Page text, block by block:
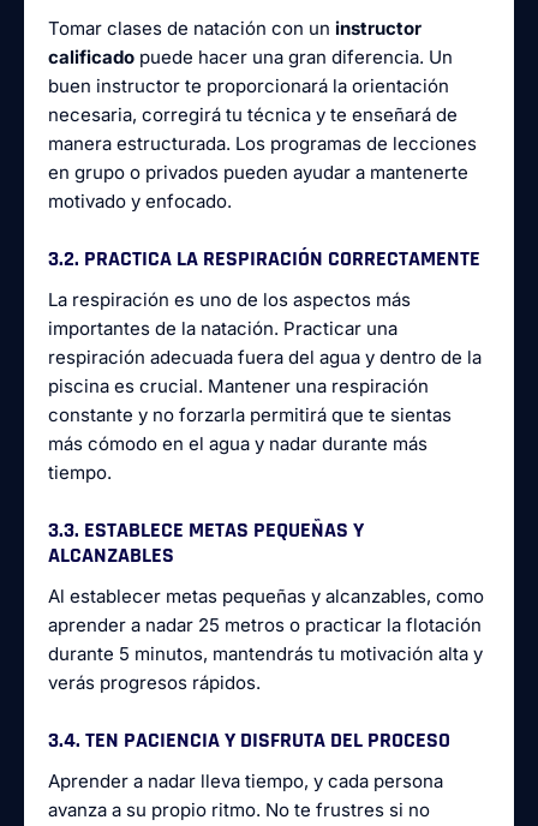
Tomar clases de natación con un instructor
calificado puede hacer una gran diferencia. Un
buen instructor te proporcionará la orientación
necesaria, corregirá tu técnica y te enseñará de
manera estructurada. Los programas de lecciones
en grupo o privados pueden ayudar a mantenerte
motivado y enfocado.
3.2. PRACTICA LA RESPIRACIÓN CORRECTAMENTE
La respiración es uno de los aspectos más
importantes de la natación. Practicar una
respiración adecuada fuera del agua y dentro de la
piscina es crucial. Mantener una respiración
constante y no forzarla permitirá que te sientas
más cómodo en el agua y nadar durante más
tiempo.
3.3. ESTABLECE METAS PEQUEÑAS Y
ALCANZABLES
Al establecer metas pequeñas y alcanzables, como
aprender a nadar 25 metros o practicar la flotación
durante 5 minutos, mantendrás tu motivación alta y
verás progresos rápidos.
3.4. TEN PACIENCIA Y DISFRUTA DEL PROCESO
Aprender a nadar lleva tiempo, y cada persona
avanza a su propio ritmo. No te frustres si no